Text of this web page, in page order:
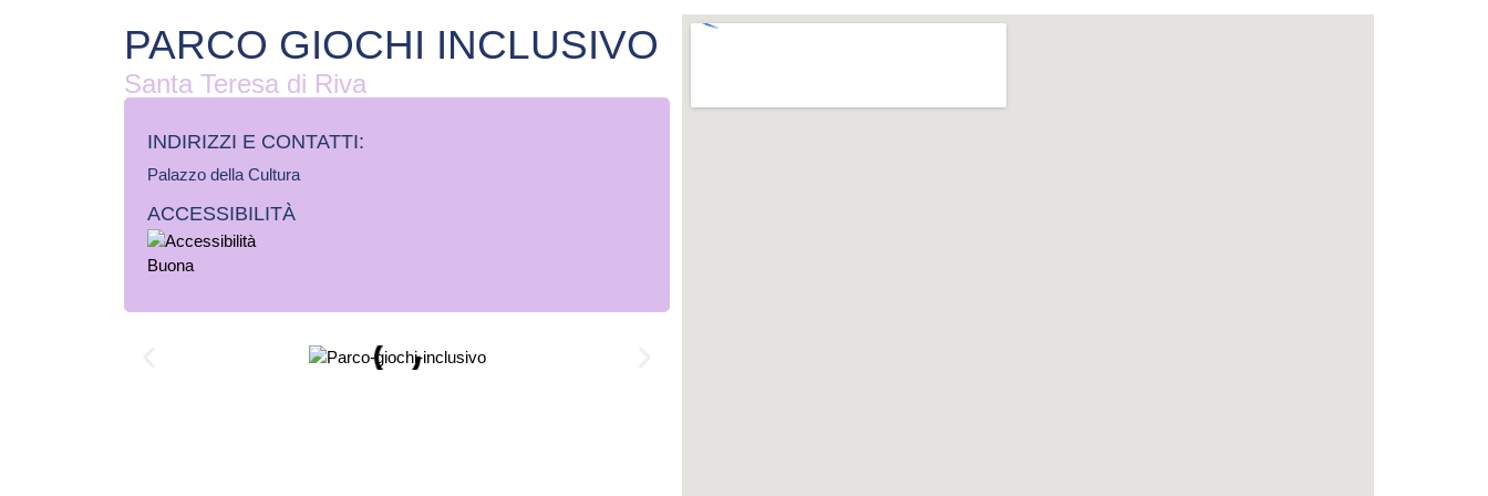
PARCO GIOCHI INCLUSIVO
Santa Teresa di Riva
INDIRIZZI E CONTATTI:​
Palazzo della Cultura
ACCESSIBILITÀ